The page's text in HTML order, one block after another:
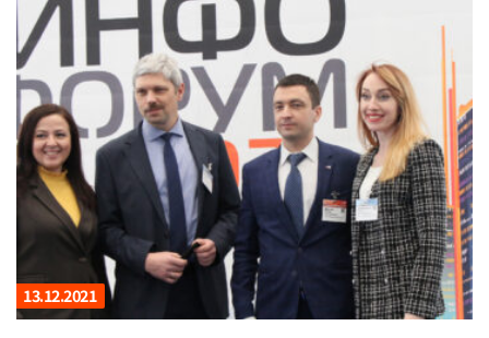
13.12.2021